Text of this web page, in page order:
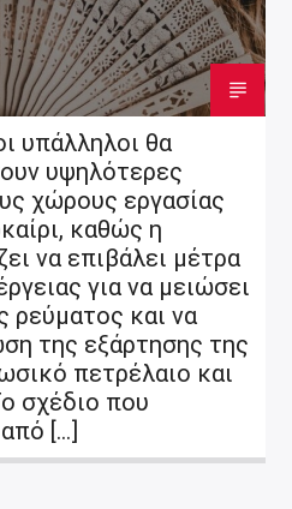
υπάλληλοι θα
υψηλότερες
χώρους εργασίας
καθώς η
να επιβάλει μέτρα
για να μειώσει
ρεύματος και να
της εξάρτησης της
πετρέλαιο και
σχέδιο που
[…]